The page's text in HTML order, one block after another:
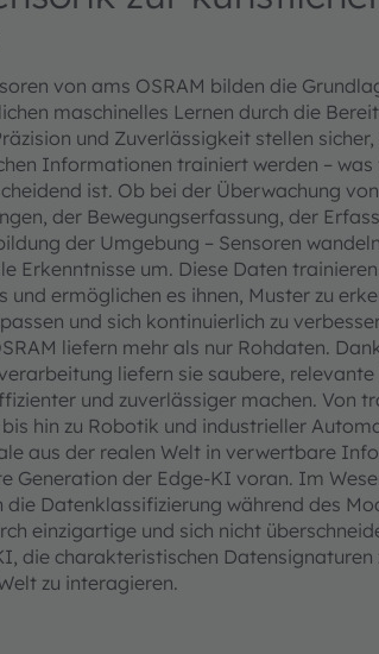
von ams OSRAM bilden die
maschinelles Lernen durch die
und Zuverlässigkeit stellen
Informationen trainiert werden –
ist. Ob bei der Überwachung von
der Bewegungserfassung, der
der Umgebung – Sensoren
Erkenntnisse um. Diese Daten
und ermöglichen es ihnen, Muster zu
und sich kontinuierlich zu
liefern mehr als nur Rohdaten.
liefern sie saubere,
und zuverlässiger machen. Von
hin zu Robotik und industrieller
aus der realen Welt in verwertbare
Generation der Edge-KI voran. Im
die Datenklassifizierung während des
einzigartige und sich nicht
die charakteristischen Datensignaturen
zu interagieren.